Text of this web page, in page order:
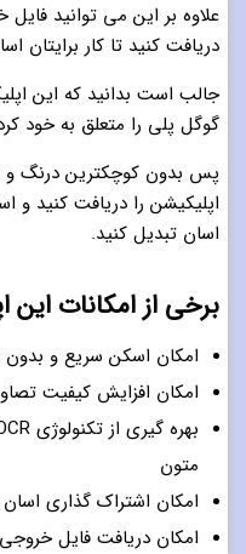
علاوه بر این می توانید
دریافت کنید تا کار برایتان
جالب است بدانید که این
گوگل پلی را متعلق به خود
پس بدون کوچکترین درنگ و
اپلیکیشن را دریافت کنید و
اسان تبدیل کنید.
برخی از امکانات این
امکان اسکن سریع و
امکان افزایش کیفیت
متون
امکان اشتراک گذاری
امکان دریافت فایل